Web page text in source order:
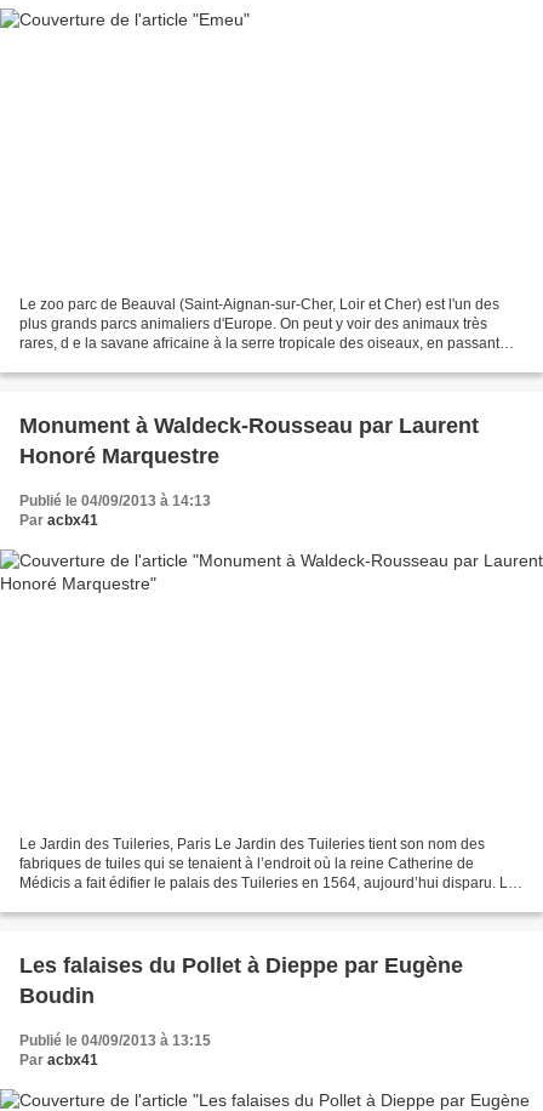
Le zoo parc de Beauval (Saint-Aignan-sur-Cher, Loir et Cher) est l'un des
plus grands parcs animaliers d'Europe. On peut y voir des animaux très
rares, d e la savane africaine à la serre tropicale des oiseaux, en passant
Monument à Waldeck-Rousseau par Laurent
Honoré Marquestre
Publié le 04/09/2013 à 14:13
Par acbx41
Le Jardin des Tuileries, Paris Le Jardin des Tuileries tient son nom des
fabriques de tuiles qui se tenaient à l’endroit où la reine Catherine de
Médicis a fait édifier le palais des Tuileries en 1564, aujourd’hui disparu. Le
Les falaises du Pollet à Dieppe par Eugène
Boudin
Publié le 04/09/2013 à 13:15
Par acbx41